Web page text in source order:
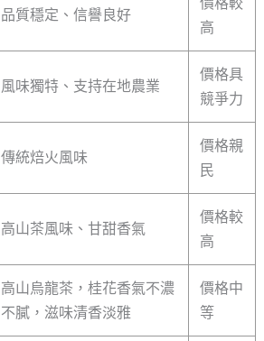
品質穩定、信譽良好
價格較
高
風味獨特、支持在地農業
價格具
競爭力
傳統焙火風味
價格親
民
高山茶風味、甘甜香氣
價格較
高
高山烏龍茶，桂花香氣不濃
不膩，滋味清香淡雅
價格中
等